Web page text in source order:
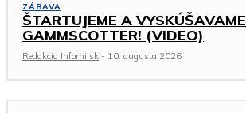
ZÁBAVA
ŠTARTUJEME A VYSKÚŠAVAME
GAMMSCOTTER! (VIDEO)
Redakcia Infomi.sk - 10. augusta 2026